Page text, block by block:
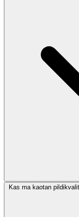
Kas ma kaotan